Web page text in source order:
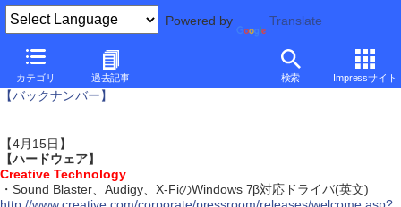
Powered by Translate
カテゴリ 過去記事 検索 Impressサイト
【バックナンバー】
【4月15日】
【ハードウェア】
Creative Technology
・Sound Blaster、Audigy、X-FiのWindows 7β対応ドライバ(英文)